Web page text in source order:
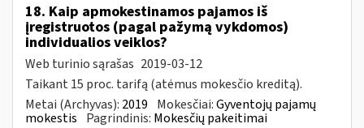
18. Kaip apmokestinamos pajamos iš
įregistruotos (pagal pažymą vykdomos)
individualios veiklos?
Web turinio sąrašas 2019-03-12
Taikant 15 proc. tarifą (atėmus mokesčio kreditą).
Metai (Archyvas): 2019 Mokesčiai:Gyventojų pajamų
mokestis Pagrindinis: Mokesčių pakeitimai